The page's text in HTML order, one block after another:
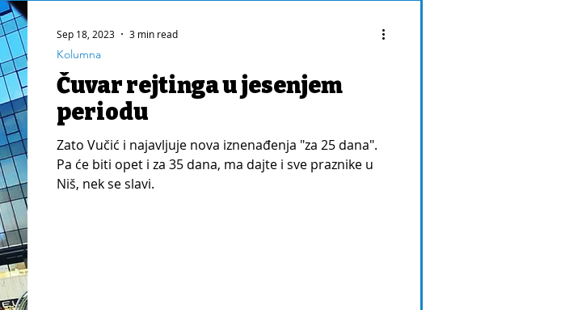
Čuvar rejtinga u jesenjem
periodu
Zato Vučić i najavljuje nova iznenađenja "za 25 dana".
Pa će biti opet i za 35 dana, ma dajte i sve praznike u
Niš, nek se slavi.
Kolumna
Sep 18, 2023 3 min read